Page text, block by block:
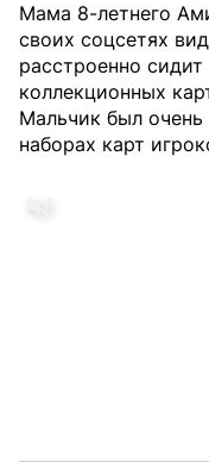
Мама 8-летнего
своих соцсетях
расстроенно
коллекционных
Мальчик был
наборах карт